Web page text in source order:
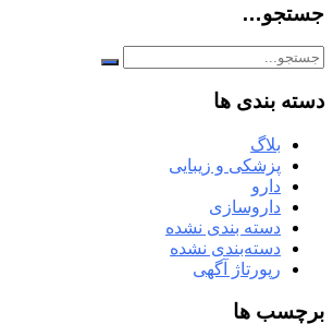
جستجو…
دسته بندی ها
بلاگ
پزشکی و زیبایی
دارو
داروسازی
دسته بندی نشده
دسته‌بندی نشده
رپورتاژ آگهی
برچسب ها